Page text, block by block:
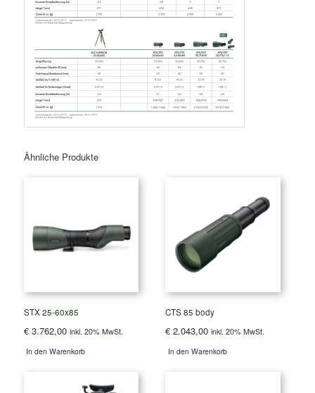
Ähnliche Produkte
STX 25-60x85
€ 3.762,00 inkl. 20% MwSt.
In den Warenkorb
CTS 85 body
€ 2.043,00 inkl. 20% MwSt.
In den Warenkorb